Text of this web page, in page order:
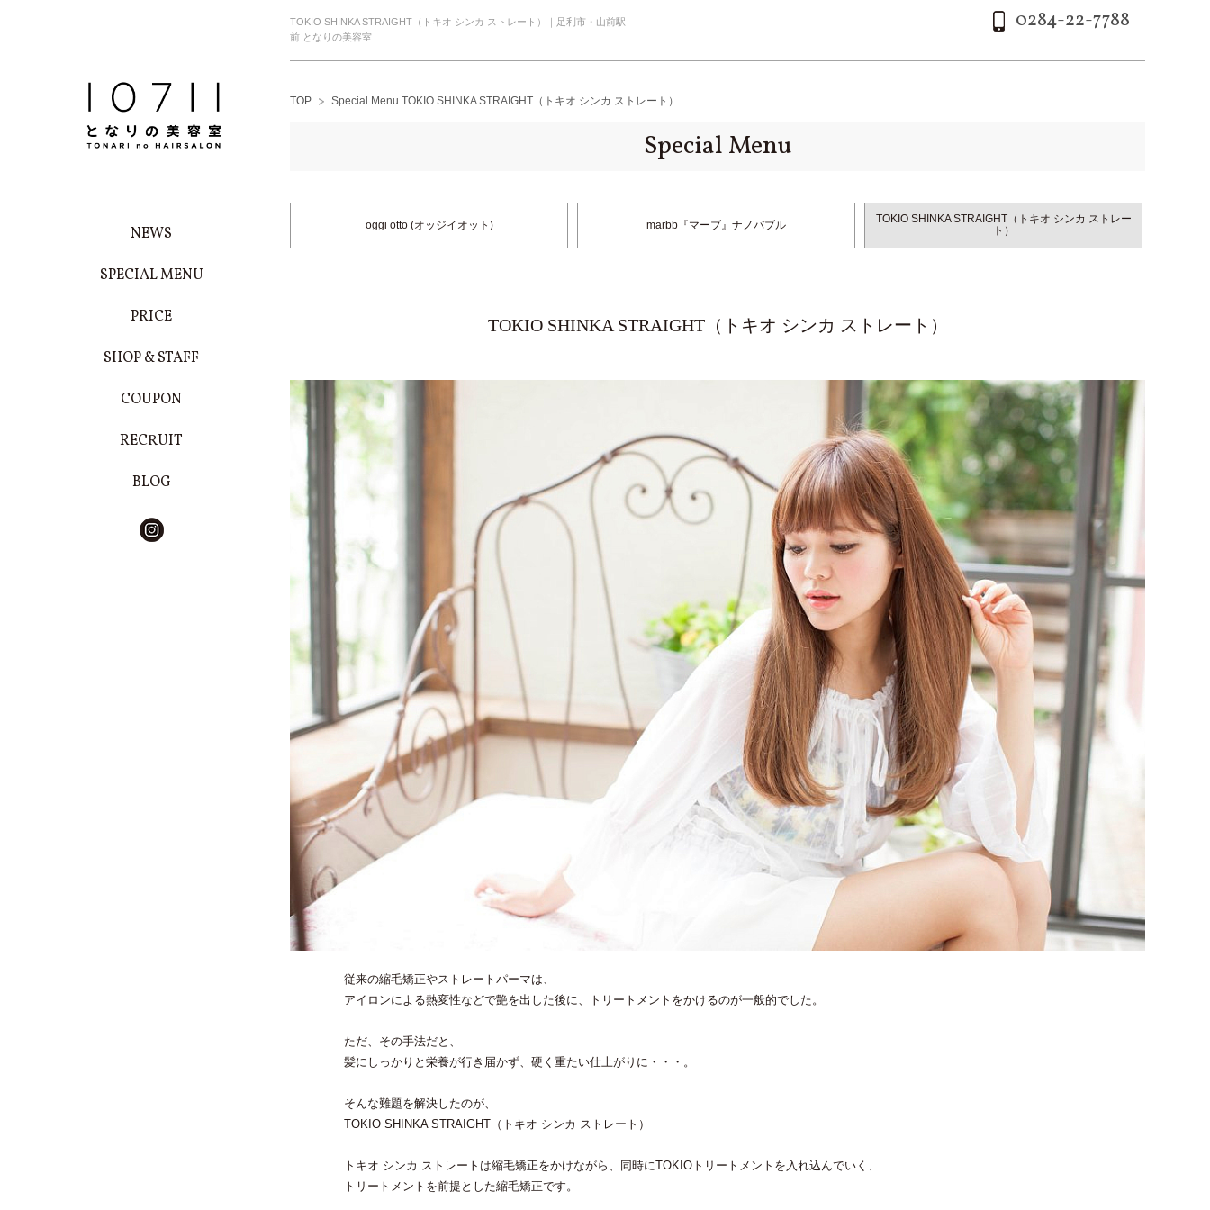
NEWS
SPECIAL MENU
PRICE
SHOP & STAFF
COUPON
RECRUIT
BLOG
TOKIO SHINKA STRAIGHT（トキオ シンカ ストレート）｜足利市・山前駅
前 となりの美容室
0284-22-7788
TOP Special Menu TOKIO SHINKA STRAIGHT（トキオ シンカ ストレート）
Special Menu
oggi otto (オッジイオット) marbb『マーブ』ナノバブル
TOKIO SHINKA STRAIGHT（トキオ シンカ ストレー
ト）
TOKIO SHINKA STRAIGHT（トキオ シンカ ストレート）
従来の縮毛矯正やストレートパーマは、
アイロンによる熱変性などで艶を出した後に、トリートメントをかけるのが一般的でした。
ただ、その手法だと、
髪にしっかりと栄養が行き届かず、硬く重たい仕上がりに・・・。
そんな難題を解決したのが、
TOKIO SHINKA STRAIGHT（トキオ シンカ ストレート）
トキオ シンカ ストレートは縮毛矯正をかけながら、同時にTOKIOトリートメントを入れ込んでいく、
トリートメントを前提とした縮毛矯正です。